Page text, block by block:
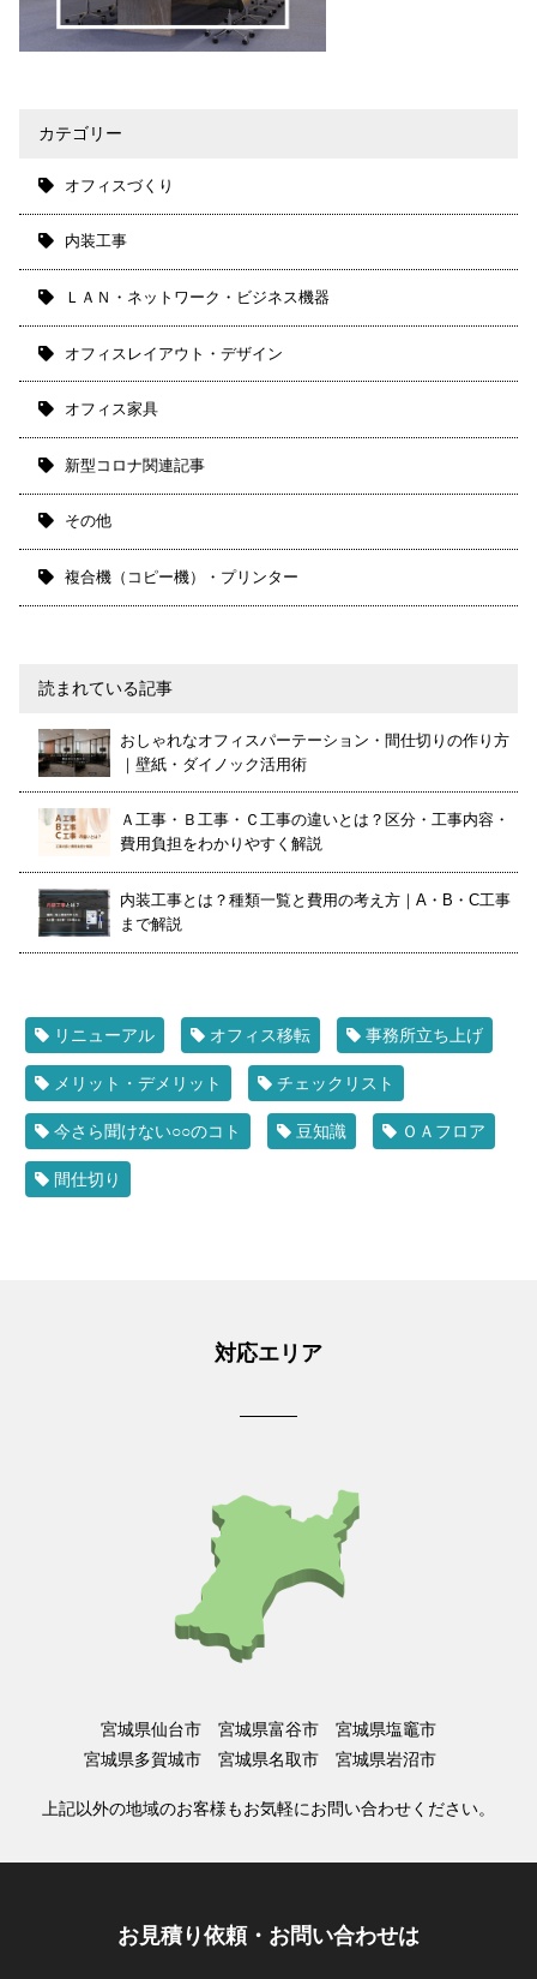
カテゴリー
オフィスづくり
内装工事
ＬＡＮ・ネットワーク・ビジネス機器
オフィスレイアウト・デザイン
オフィス家具
新型コロナ関連記事
その他
複合機（コピー機）・プリンター
読まれている記事
おしゃれなオフィスパーテーション・間仕切りの作り方
｜壁紙・ダイノック活用術
Ａ工事・Ｂ工事・Ｃ工事の違いとは？区分・工事内容・
費用負担をわかりやすく解説
内装工事とは？種類一覧と費用の考え方｜A・B・C工事
まで解説
リニューアル オフィス移転 事務所立ち上げ
メリット・デメリット チェックリスト
今さら聞けない○○のコト 豆知識 ＯＡフロア
間仕切り
対応エリア
宮城県仙台市 宮城県富谷市 宮城県塩竈市
宮城県多賀城市 宮城県名取市 宮城県岩沼市
上記以外の地域のお客様もお気軽にお問い合わせください。
お見積り依頼・お問い合わせは